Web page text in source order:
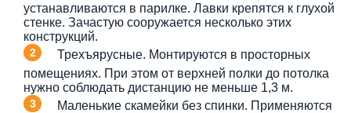
устанавливаются в парилке. Лавки крепятся к глухой
стенке. Зачастую сооружается несколько этих
конструкций.
Трехъярусные. Монтируются в просторных
помещениях. При этом от верхней полки до потолка
нужно соблюдать дистанцию не меньше 1,3 м.
Маленькие скамейки без спинки. Применяются